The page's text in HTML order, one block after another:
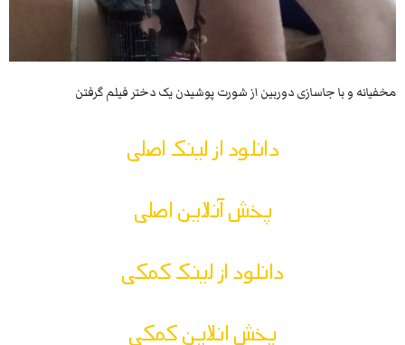
مخفیانه و با جاسازی دوربین از شورت پوشیدن یک دختر فیلم گرفتن
دانلود از لینک اصلی
پخش آنلاین اصلی
دانلود از لینک کمکی
پخش انلاین کمکی